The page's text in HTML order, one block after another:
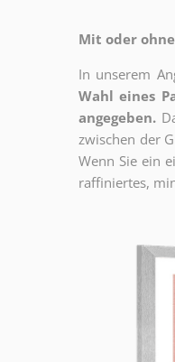
Mit oder
In unserem
Wahl eines
angegeben.
zwischen der
Wenn Sie ein
raffiniertes,